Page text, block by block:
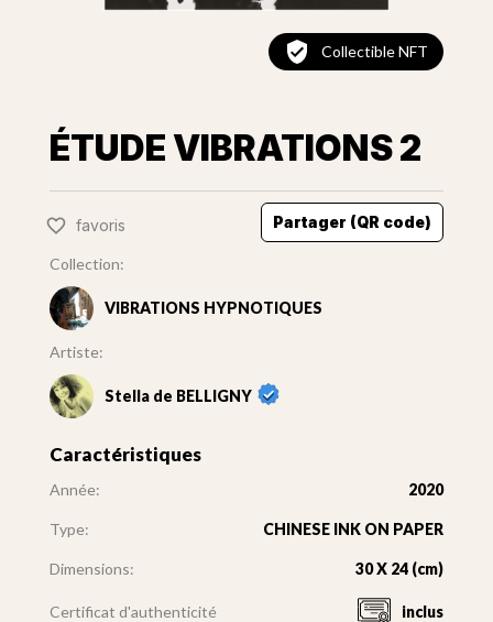
Collectible NFT
ÉTUDE VIBRATIONS 2
favoris Partager (QR code)
Collection:
VIBRATIONS HYPNOTIQUES
Artiste:
Stella de BELLIGNY
Caractéristiques
Année: 2020
Type: CHINESE INK ON PAPER
Dimensions: 30 X 24 (cm)
Certificat d'authenticité inclus